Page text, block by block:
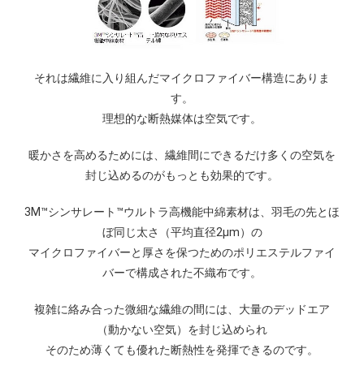
それは繊維に入り組んだマイクロファイバー構造にありま
す。
理想的な断熱媒体は空気です。
暖かさを高めるためには、繊維間にできるだけ多くの空気を
封じ込めるのがもっとも効果的です。
3M™シンサレート™ウルトラ高機能中綿素材は、羽毛の先とほ
ぼ同じ太さ（平均直径2μm）の
マイクロファイバーと厚さを保つためのポリエステルファイ
バーで構成された不織布です。
複雑に絡み合った微細な繊維の間には、大量のデッドエア
（動かない空気）を封じ込められ
そのため薄くても優れた断熱性を発揮できるのです。